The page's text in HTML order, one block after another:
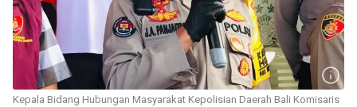
Kepala Bidang Hubungan Masyarakat Kepolisian Daerah Bali Komisaris